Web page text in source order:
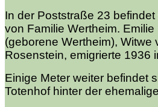
In der Poststraße 23
von Familie Wertheim.
(geborene Wertheim), Witwe
Rosenstein, emigrierte 1936
Einige Meter weiter befindet
Totenhof hinter der